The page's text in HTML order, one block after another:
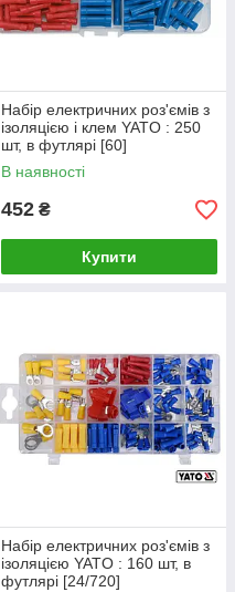
Набір електричних роз'ємів з
ізоляцією і клем YATO : 250
шт, в футлярі [60]
В наявності
452 ₴
Купити
Набір електричних роз'ємів з
ізоляцією YATO : 160 шт, в
футлярі [24/720]